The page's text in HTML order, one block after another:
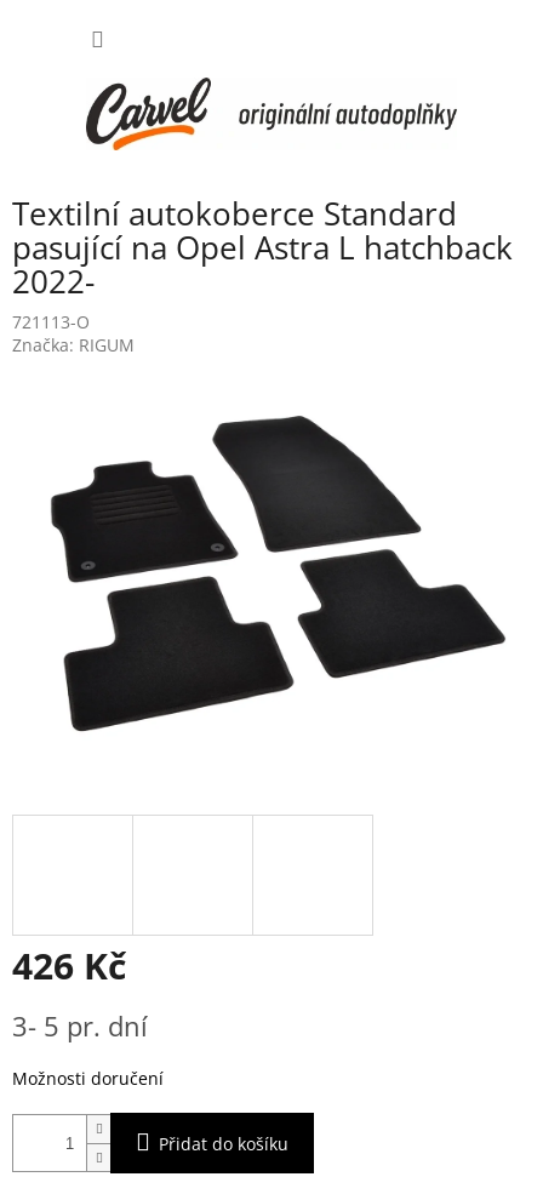
Textilní autokoberce Standard
pasující na Opel Astra L hatchback
2022-
721113-O
Značka: RIGUM
426 Kč
cena:
3- 5 pr. dní
Možnosti doručení
Přidat do košíku